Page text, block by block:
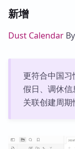
新增
Dust Calendar By
更符合中国
假日、调休
关联创建周期